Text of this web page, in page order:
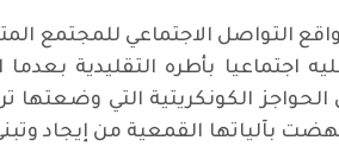
التواصل الاجتماعي للمجتمع
بأطره التقليدية بعدما
الكونكريتية التي وضعتها
أجهضت بآلياتها القمعية من إيجاد